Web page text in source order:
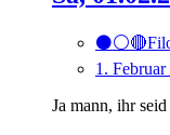
1.
Ja mann, ihr